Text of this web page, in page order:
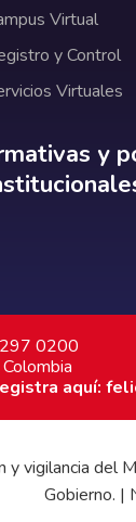
Virtual
y Control
Virtuales
y
0200
aquí:
y vigilancia
Gobierno. |